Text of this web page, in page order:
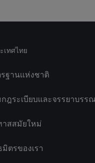
เทศไทย
ฐานแห่งชาติ
ฎระเบียบและจรรยาบรร
าสสมัยใหม่
ตรของเรา